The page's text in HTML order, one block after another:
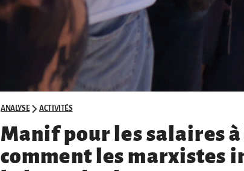
ANALYSE ACTIVITÉS
Manif pour les salaires
comment les marxistes